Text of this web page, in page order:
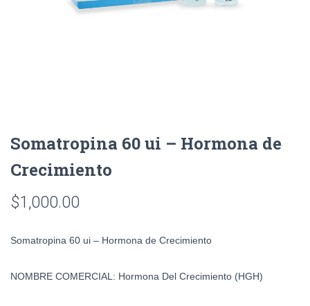
Somatropina 60 ui – Hormona de
Crecimiento
$1,000.00
Somatropina 60 ui – Hormona de Crecimiento
NOMBRE COMERCIAL : Hormona Del Crecimiento (HGH)